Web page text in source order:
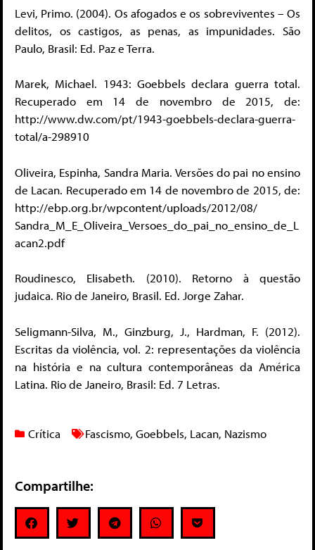
Levi, Primo. (2004). Os afogados e os sobreviventes – Os
delitos, os castigos, as penas, as impunidades. São
Paulo, Brasil: Ed. Paz e Terra.
Marek, Michael. 1943: Goebbels declara guerra total.
Recuperado em 14 de novembro de 2015, de:
http://www.dw.com/pt/1943-goebbels-declara-guerra-
total/a-298910
Oliveira, Espinha, Sandra Maria. Versões do pai no ensino
de Lacan. Recuperado em 14 de novembro de 2015, de:
http://ebp.org.br/wpcontent/uploads/2012/08/
Sandra_M_E_Oliveira_Versoes_do_pai_no_ensino_de_L
acan2.pdf
Roudinesco, Elisabeth. (2010). Retorno à questão
judaica. Rio de Janeiro, Brasil. Ed. Jorge Zahar.
Seligmann-Silva, M., Ginzburg, J., Hardman, F. (2012).
Escritas da violência, vol. 2: representações da violência
na história e na cultura contemporâneas da América
Latina. Rio de Janeiro, Brasil: Ed. 7 Letras.
Crítica Fascismo, Goebbels, Lacan, Nazismo
Compartilhe: